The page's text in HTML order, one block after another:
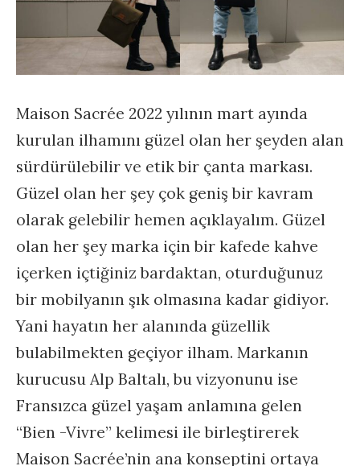
Maison Sacrée 2022 yılının mart ayında
kurulan ilhamını güzel olan her şeyden alan
sürdürülebilir ve etik bir çanta markası.
Güzel olan her şey çok geniş bir kavram
olarak gelebilir hemen açıklayalım. Güzel
olan her şey marka için bir kafede kahve
içerken içtiğiniz bardaktan, oturduğunuz
bir mobilyanın şık olmasına kadar gidiyor.
Yani hayatın her alanında güzellik
bulabilmekten geçiyor ilham. Markanın
kurucusu Alp Baltalı, bu vizyonunu ise
Fransızca güzel yaşam anlamına gelen
“Bien -Vivre” kelimesi ile birleştirerek
Maison Sacrée’nin ana konseptini ortaya